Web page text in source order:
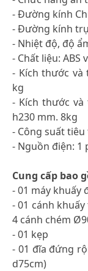
- Đường kính
- Đường kính
- Nhiệt độ, độ
- Chất liệu: ABS
- Kích thước và
kg
- Kích thước và
h230 mm. 8kg
- Công suất tiêu
- Nguồn điện: 1
Cung cấp bao
- 01 máy khuấy
- 01 cánh
4 cánh chém
- 01 kẹp
- 01 đĩa đứng
d75cm)